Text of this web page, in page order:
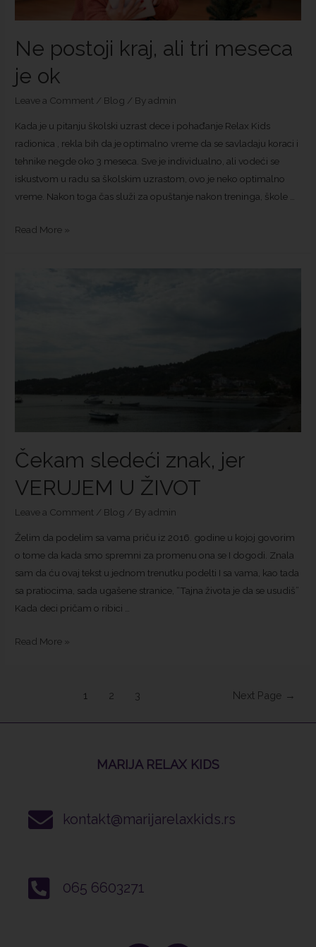
Ne postoji kraj, ali tri meseca
je ok
Leave a Comment / Blog / Byadmin
Kada je u pitanju školski uzrast dece i pohađanje Relax Kids
radionica , rekla bih da je optimalno vreme da se savladaju koraci i
tehnike negde oko 3 meseca. Sve je individualno, ali vodeći se
iskustvom u radu sa školskim uzrastom, ovo je neko optimalno
vreme. Nakon toga čas služi za opuštanje nakon treninga, škole …
Read More »
Čekam sledeći znak, jer
VERUJEM U ŽIVOT
Leave a Comment / Blog / Byadmin
Želim da podelim sa vama priču iz 2016. godine u kojoj govorim
o tome da kada smo spremni za promenu ona se I dogodi. Znala
sam da ću ovaj tekst u jednom trenutku podelti I sa vama, kao tada
sa pratiocima, sada ugašene stranice, “Tajna života je da se usudiš”
Kada deci pričam o ribici …
Read More »
1 2 3 Next Page →
MARIJA RELAX KIDS
kontakt@marijarelaxkids.rs
065 6603271